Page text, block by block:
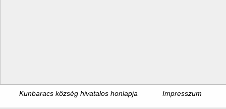
Kunbaracs község hivatalos honlapja Impresszum